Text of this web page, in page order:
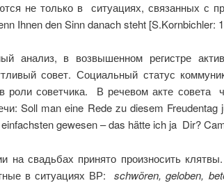
не только в ситуациях, связанных с
Ihnen den Sinn danach steht [S.Kornbichler:
анализ, в возвышенном регистре
совет. Социальный статус
роли советчика. В речевом акте совета
Soll man eine Rede zu diesem
gewesen – das hätte ich ja Dir?
на свадьбах принято произносить
в ситуациях ВР:
schwören,geloben,